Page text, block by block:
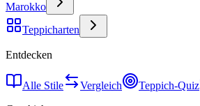
Marokko
Teppicharten
Entdecken
Alle Stile Vergleich Teppich-Quiz